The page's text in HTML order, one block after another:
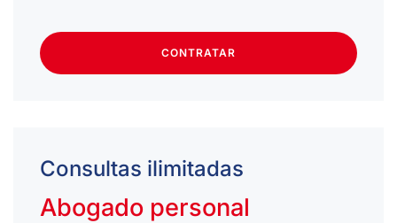
CONTRATAR
Consultas ilimitadas
Abogado personal